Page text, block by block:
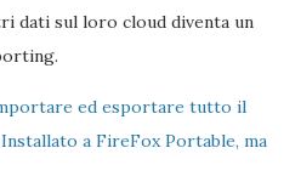
dati sul loro cloud diventa un
ed esportare tutto il
a FireFox Portable, ma